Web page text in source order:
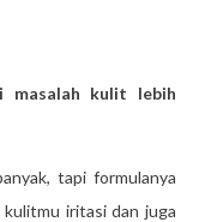
masalah kulit lebih
tapi formulanya
iritasi dan juga